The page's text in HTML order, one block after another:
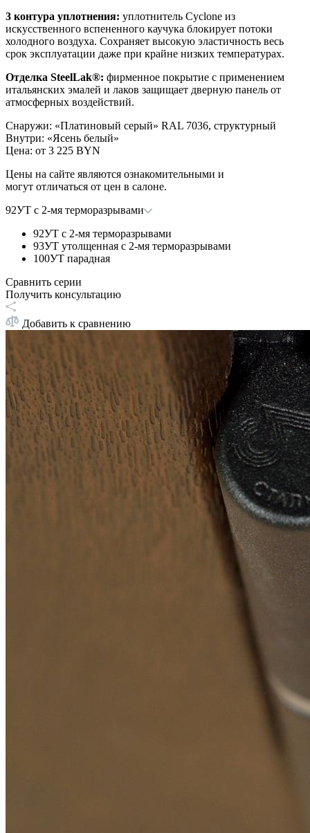
3 контура уплотнения: уплотнитель Cyclone из
искусственного вспененного каучука блокирует потоки
холодного воздуха. Сохраняет высокую эластичность весь
срок эксплуатации даже при крайне низких температурах.
Отделка SteelLak®: фирменное покрытие с применением
итальянских эмалей и лаков защищает дверную панель от
атмосферных воздействий.
Снаружи: «Платиновый серый» RAL 7036, структурный
Внутри: «Ясень белый»
Цена: от 3 225 BYN
Цены на сайте являются ознакомительными и
могут отличаться от цен в салоне.
92УТ с 2-мя терморазрывами
92УТ с 2-мя терморазрывами
93УТ утолщенная с 2-мя терморазрывами
100УТ парадная
Сравнить серии
Получить консультацию
Добавить к сравнению